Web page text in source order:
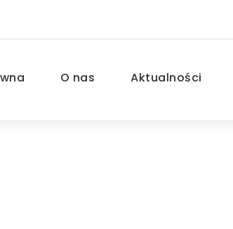
O nas Aktualności